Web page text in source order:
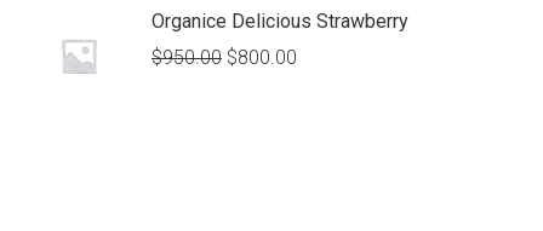
Organice Delicious Strawberry
$950.00 $800.00